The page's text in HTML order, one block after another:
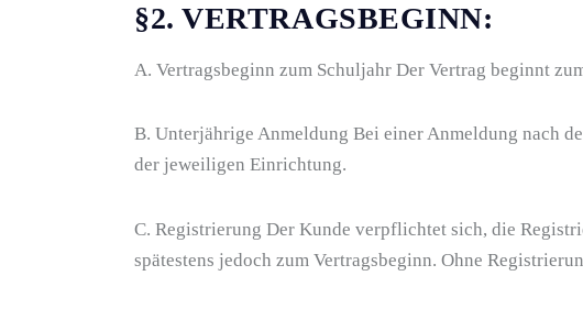
§2. VERTRAGSBEGINN:
A. Vertragsbeginn zum Schuljahr Der Vertrag beginnt
B. Unterjährige Anmeldung Bei einer Anmeldung nach
der jeweiligen Einrichtung.
C. Registrierung Der Kunde verpflichtet sich, die
spätestens jedoch zum Vertragsbeginn. Ohne